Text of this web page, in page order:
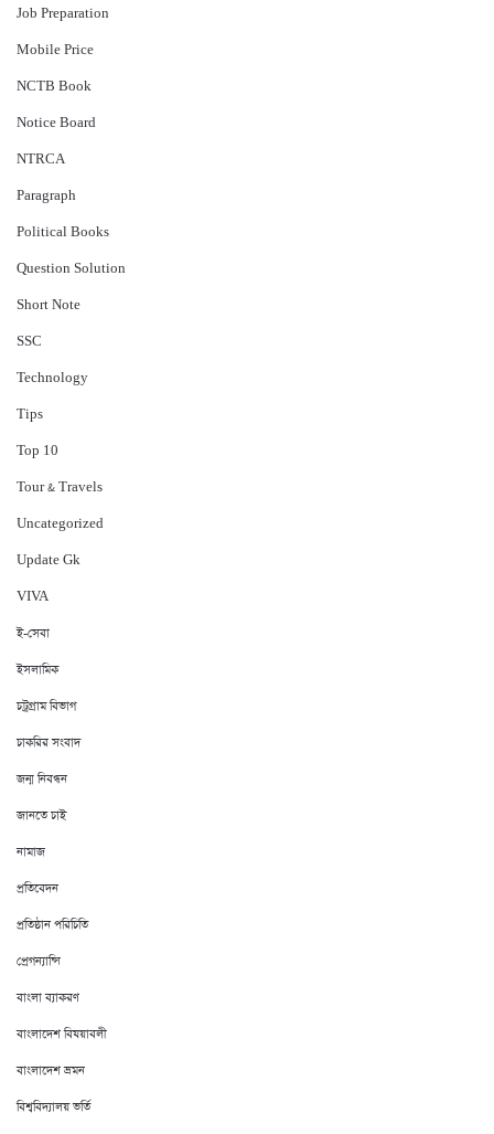
Job Preparation
Mobile Price
NCTB Book
Notice Board
NTRCA
Paragraph
Political Books
Question Solution
Short Note
‍SSC
Technology
Tips
Top 10
Tour & Travels
Uncategorized
Update Gk
VIVA
ই-সেবা
ইসলামিক
চট্রগ্রাম বিভাগ
চাকরির সংবাদ
জন্ম নিবন্ধন
জানতে চাই
নামাজ
প্রতিবেদন
প্রতিষ্ঠান পরিচিতি
প্রেগন্যান্সি
বাংলা ব্যাকরণ
বাংলাদেশ বিষয়াবলী
বাংলাদেশ ভ্রমন
বিশ্ববিদ্যালয় ভর্তি